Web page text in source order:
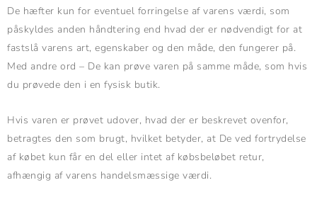
De hæfter kun for eventuel forringelse af varens værdi, som
påskyldes anden håndtering end hvad der er nødvendigt for at
fastslå varens art, egenskaber og den måde, den fungerer på.
Med andre ord – De kan prøve varen på samme måde, som hvis
du prøvede den i en fysisk butik.
Hvis varen er prøvet udover, hvad der er beskrevet ovenfor,
betragtes den som brugt, hvilket betyder, at De ved fortrydelse
af købet kun får en del eller intet af købsbeløbet retur,
afhængig af varens handelsmæssige værdi.